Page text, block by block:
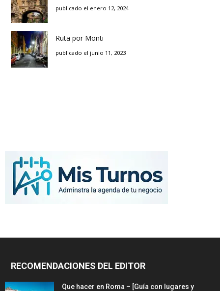
publicado el enero 12, 2024
Ruta por Monti
publicado el junio 11, 2023
RECOMENDACIONES DEL EDITOR
Que hacer en Roma – [Guía con lugares y